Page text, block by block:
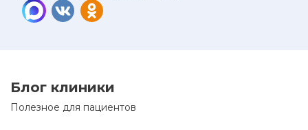
Блог клиники
Полезное для пациентов